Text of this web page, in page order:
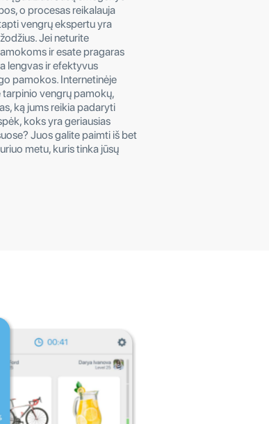
o procesas reikalauja
vengrų ekspertu yra
Jei neturite
ir esate pragaras
lengvas ir efektyvus
pamokos. Internetinėje
vengrų pamokų,
ką jums reikia padaryti
koks yra geriausias
Juos galite paimti iš bet
metu, kuris tinka jūsų